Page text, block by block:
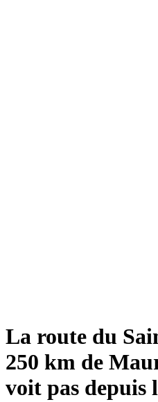
La route du
250 km de
voit pas depuis